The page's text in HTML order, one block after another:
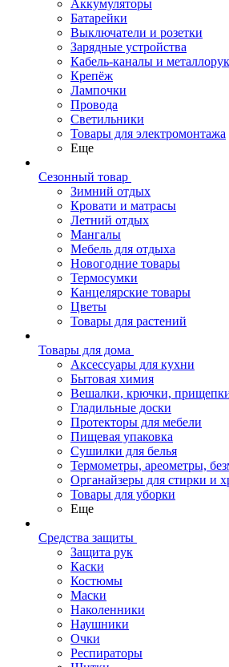
Аккумуляторы
Батарейки
Выключатели и розетки
Зарядные устройства
Кабель-каналы и
Крепёж
Лампочки
Провода
Светильники
Товары для электромонтажа
Еще
Сезонный товар
Зимний отдых
Кровати и матрасы
Летний отдых
Мангалы
Мебель для отдыха
Новогодние товары
Термосумки
Канцелярские товары
Цветы
Товары для растений
Товары для дома
Аксессуары для кухни
Бытовая химия
Вешалки, крючки,
Гладильные доски
Протекторы для мебели
Пищевая упаковка
Сушилки для белья
Термометры, ареометры,
Органайзеры для стирки и
Товары для уборки
Еще
Средства защиты
Защита рук
Каски
Костюмы
Маски
Наколенники
Наушники
Очки
Респираторы